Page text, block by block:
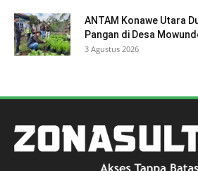
ANTAM Konawe Utara
Pangan di Desa
3 Agustus 2026